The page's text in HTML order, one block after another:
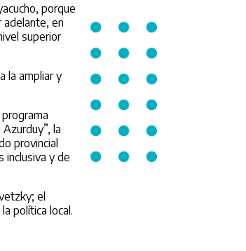
porque
adelante, en
superior
la ampliar y
la
provincial
inclusiva y de
el
política local.